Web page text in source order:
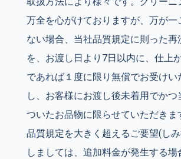
万全を心がけておりますが、万が一
ない場合、当社品質規定に則った再
を、お渡し日より7日以内に、仕上
であれば１度に限り無償でお受けい
し、お客様にお渡し後未着用でか
ついたお品物に限らせていただきま
品質規定を大きく超えるご要望(し
しましては、追加料金が発生する場